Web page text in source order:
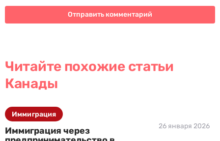
Читайте похожие статьи
Канады
Иммиграция через
26 января 2026
Иммиграция